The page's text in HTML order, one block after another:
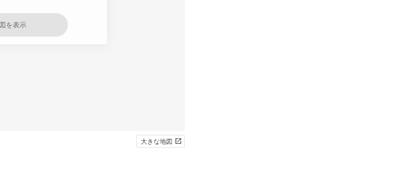
を表示
大きな地図